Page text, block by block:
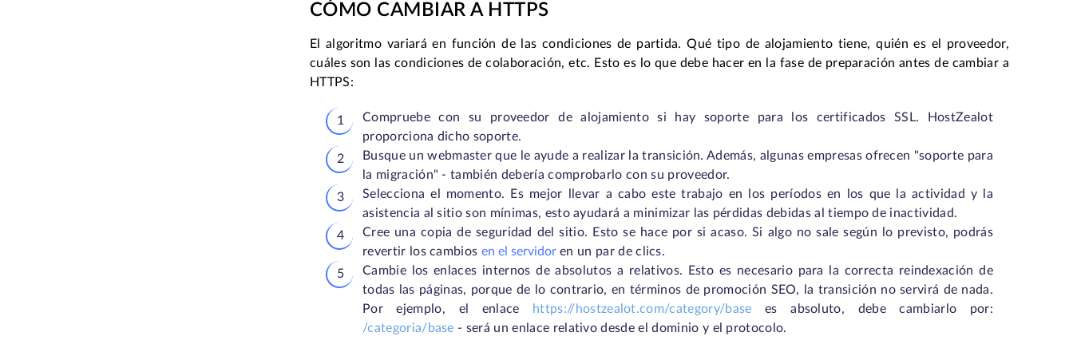
CÓMO CAMBIAR A HTTPS
El algoritmo variará en función de las condiciones de partida. Qué tipo de alojamiento tiene, quién es el proveedor,
cuáles son las condiciones de colaboración, etc. Esto es lo que debe hacer en la fase de preparación antes de cambiar a
HTTPS:
Compruebe con su proveedor de alojamiento si hay soporte para los certificados SSL. HostZealot
proporciona dicho soporte.
Busque un webmaster que le ayude a realizar la transición. Además, algunas empresas ofrecen "soporte para
la migración" - también debería comprobarlo con su proveedor.
Selecciona el momento. Es mejor llevar a cabo este trabajo en los períodos en los que la actividad y la
asistencia al sitio son mínimas, esto ayudará a minimizar las pérdidas debidas al tiempo de inactividad.
Cree una copia de seguridad del sitio. Esto se hace por si acaso. Si algo no sale según lo previsto, podrás
revertir los cambios en el servidoren un par de clics.
Cambie los enlaces internos de absolutos a relativos. Esto es necesario para la correcta reindexación de
todas las páginas, porque de lo contrario, en términos de promoción SEO, la transición no servirá de nada.
Por ejemplo, el enlace
https://hostzealot.com/category/base es absoluto, debe cambiarlo por:
/categoria/base - será un enlace relativo desde el dominio y el protocolo.